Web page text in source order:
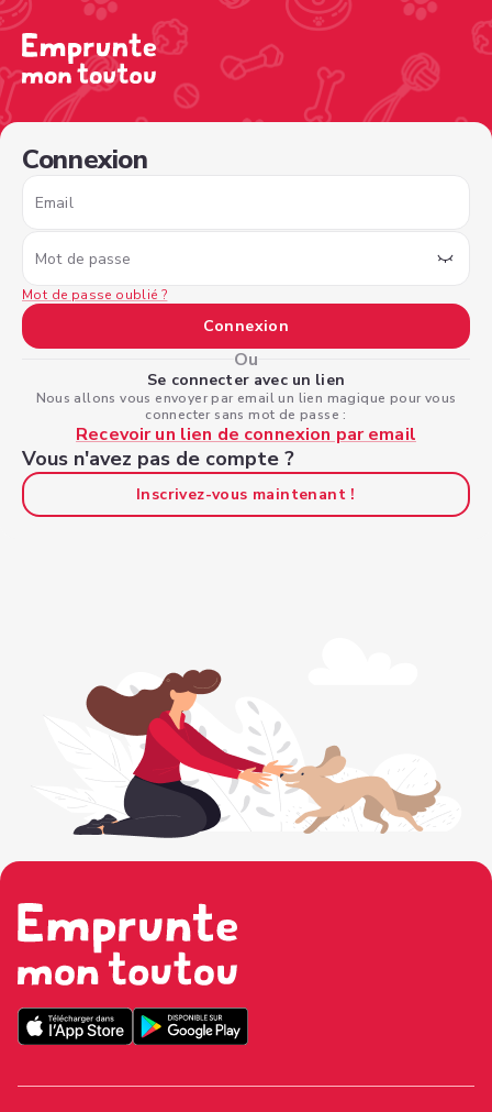
Connexion
Email
Mot de passe
Mot de passe oublié ?
Connexion
Ou
Se connecter avec un lien
Nous allons vous envoyer par email un lien magique pour vous
connecter sans mot de passe :
Recevoir un lien de connexion par email
Vous n'avez pas de compte ?
Inscrivez-vous maintenant !
/sign-in?nextPage=%2Fview-profile%2F0a1445a3-4c9e-